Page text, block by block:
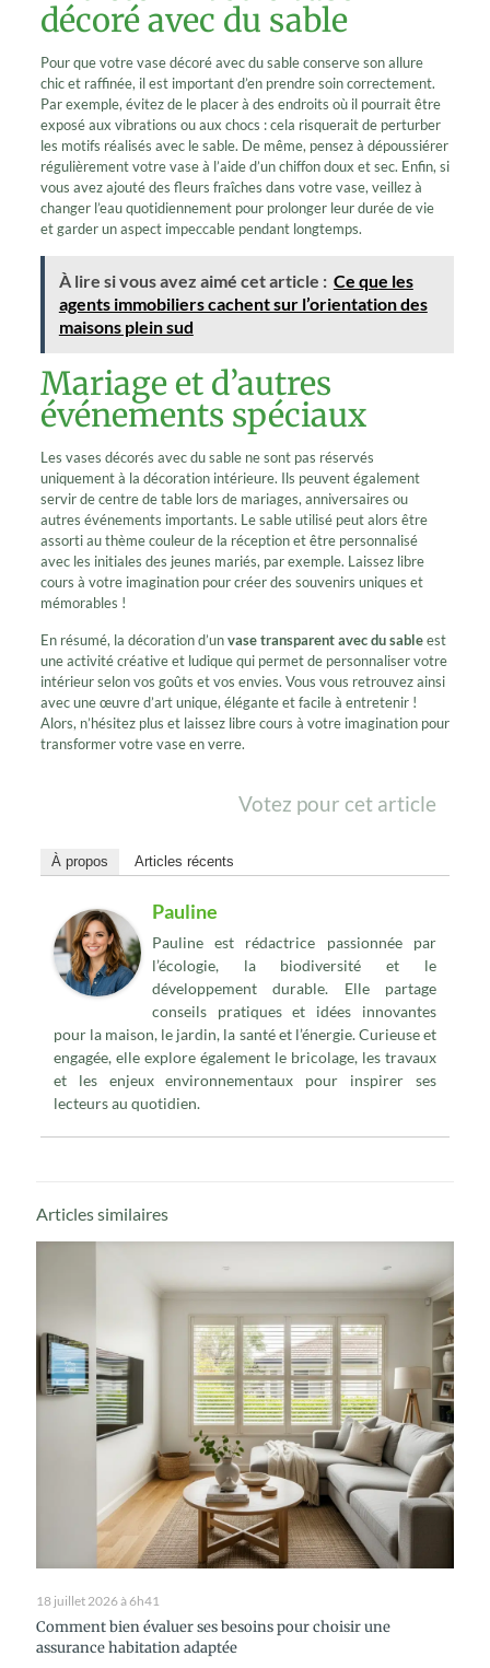
décoré avec du sable
Pour que votre vase décoré avec du sable conserve son allure
chic et raffinée, il est important d’en prendre soin correctement.
Par exemple, évitez de le placer à des endroits où il pourrait être
exposé aux vibrations ou aux chocs : cela risquerait de perturber
les motifs réalisés avec le sable. De même, pensez à dépoussiérer
régulièrement votre vase à l’aide d’un chiffon doux et sec. Enfin, si
vous avez ajouté des fleurs fraîches dans votre vase, veillez à
changer l’eau quotidiennement pour prolonger leur durée de vie
et garder un aspect impeccable pendant longtemps.
À lire si vous avez aimé cet article : Ce que les
agents immobiliers cachent sur l’orientation des
maisons plein sud
Mariage et d’autres
événements spéciaux
Les vases décorés avec du sable ne sont pas réservés
uniquement à la décoration intérieure. Ils peuvent également
servir de centre de table lors de mariages, anniversaires ou
autres événements importants. Le sable utilisé peut alors être
assorti au thème couleur de la réception et être personnalisé
avec les initiales des jeunes mariés, par exemple. Laissez libre
cours à votre imagination pour créer des souvenirs uniques et
mémorables !
En résumé, la décoration d’unvase transparent avec du sableest
une activité créative et ludique qui permet de personnaliser votre
intérieur selon vos goûts et vos envies. Vous vous retrouvez ainsi
avec une œuvre d’art unique, élégante et facile à entretenir !
Alors, n’hésitez plus et laissez libre cours à votre imagination pour
transformer votre vase en verre.
Votez pour cet article
À propos Articles récents
Pauline
Pauline est rédactrice passionnée par
l’écologie, la biodiversité et le
développement durable. Elle partage
conseils pratiques et idées innovantes
pour la maison, le jardin, la santé et l’énergie. Curieuse et
engagée, elle explore également le bricolage, les travaux
et les enjeux environnementaux pour inspirer ses
lecteurs au quotidien.
Articles similaires
18 juillet 2026 à 6h41
Comment bien évaluer ses besoins pour choisir une
assurance habitation adaptée